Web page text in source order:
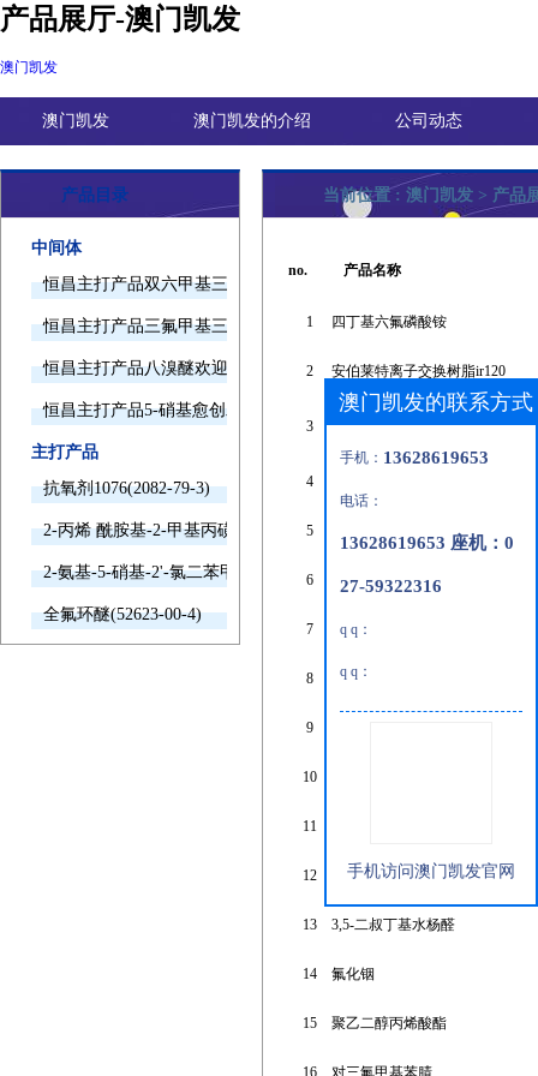
产品展厅-澳门凯发
澳门凯发
澳门凯发 澳门凯发的介绍 公司动态
产品目录
中间体
恒昌主打产品双六甲基三胺欢迎询价
恒昌主打产品三氟甲基三甲基硅烷欢迎询价
恒昌主打产品八溴醚欢迎询价
恒昌主打产品5-硝基愈创木酚钠欢迎询价
主打产品
抗氧剂1076(2082-79-3)
2-丙烯 酰胺基-2-甲基丙磺酸(15214-89-8)
2-氨基-5-硝基-2'-氯二苯甲酮(2011-66-7)
全氟环醚(52623-00-4)
当前位置 : 澳门凯发 > 产品
no. 产品名称
1 四丁基六氟磷酸铵
2 安伯莱特离子交换树脂ir120
3
2-甲基-2-[(1-氧代-2-丙烯基)氨基
4
5
6 亚磷酸氢二钠五水合物
7 3,4-二氨基甲苯
8 四乙基醋酸铵
9
10
11
12 4-溴-2-氯苯甲酸
13 3,5-二叔丁基水杨醛
14 氟化铟
15 聚乙二醇丙烯酸酯
16 对三氟甲基苯腈
澳门凯发的联系方式
手机： 13628619653
电话：
13628619653 座机：0
27-59322316
q q：
q q：
手机访问澳门凯发官网